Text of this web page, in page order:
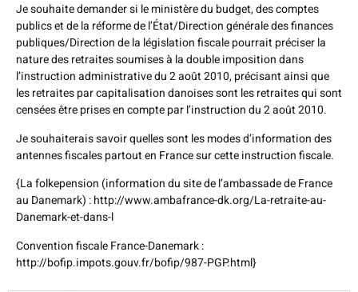
Je souhaite demander si le ministère du budget, des comptes
publics et de la réforme de l’État/Direction générale des finances
publiques/Direction de la législation fiscale pourrait préciser la
nature des retraites soumises à la double imposition dans
l’instruction administrative du 2 août 2010, précisant ainsi que
les retraites par capitalisation danoises sont les retraites qui sont
censées être prises en compte par l’instruction du 2 août 2010.
Je souhaiterais savoir quelles sont les modes d’information des
antennes fiscales partout en France sur cette instruction fiscale.
{La folkepension (information du site de l’ambassade de France
au Danemark) : http://www.ambafrance-dk.org/La-retraite-au-
Danemark-et-dans-l
Convention fiscale France-Danemark :
http://bofip.impots.gouv.fr/bofip/987-PGP.html}